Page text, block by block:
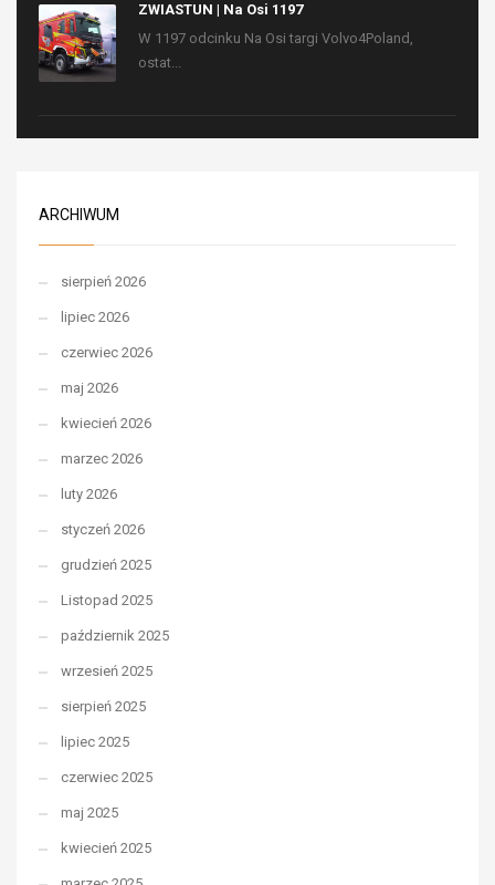
ZWIASTUN | Na Osi 1197
W 1197 odcinku Na Osi targi Volvo4Poland,
ostat...
ARCHIWUM
sierpień 2026
lipiec 2026
czerwiec 2026
maj 2026
kwiecień 2026
marzec 2026
luty 2026
styczeń 2026
grudzień 2025
Listopad 2025
październik 2025
wrzesień 2025
sierpień 2025
lipiec 2025
czerwiec 2025
maj 2025
kwiecień 2025